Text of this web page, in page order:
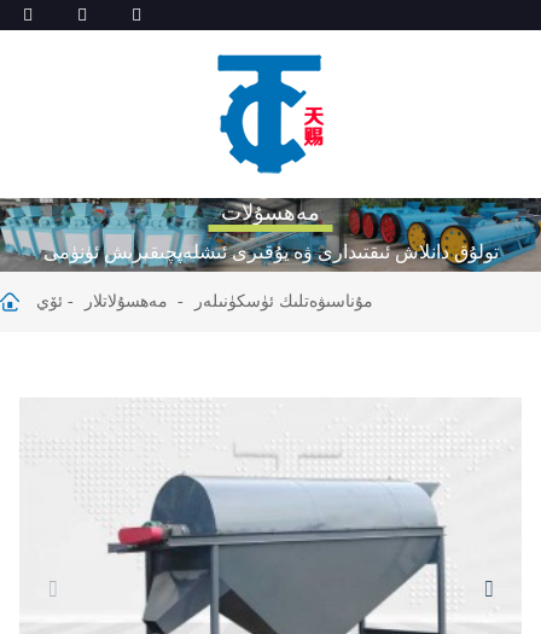
مەھسۇلات
تولۇق دانلاش ئىقتىدارى ۋە يۇقىرى ئىشلەپچىقىرىش ئۈنۈمى
ئۆي مەھسۇلاتلار مۇناسىۋەتلىك ئۈسكۈنىلەر